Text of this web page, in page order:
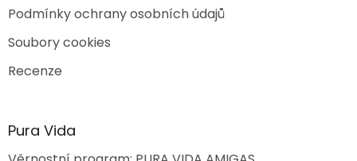
Podmínky ochrany osobních údajů
Soubory cookies
Recenze
Pura Vida